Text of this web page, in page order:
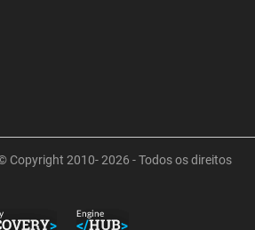
Copyright 2010- 2026 - Todos os direitos